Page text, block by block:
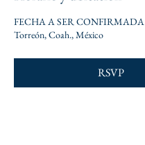
FECHA A SER CONFIRMADA
Torreón, Coah., México
RSVP